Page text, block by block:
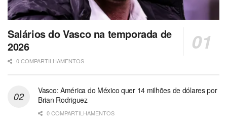
Salários do Vasco na temporada de
2026
0 COMPARTILHAMENTOS
Vasco: América do México quer 14 milhões de dólares por
Brian Rodriguez
0 COMPARTILHAMENTOS